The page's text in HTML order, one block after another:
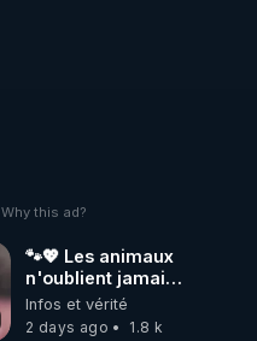
Why this ad?
🐾💖 Les animaux
n'oublient jamais
ceux qu'ils
aiment… 🥹❤️
Infos et vérité
2 days ago
1.8 k